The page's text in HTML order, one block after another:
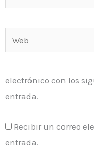
electrónico*
electrónico con los
entrada.
Recibir un correo
entrada.